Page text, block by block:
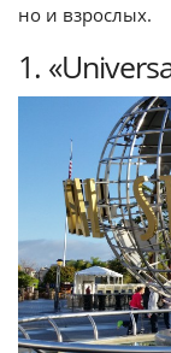
но и взрослых.
1.